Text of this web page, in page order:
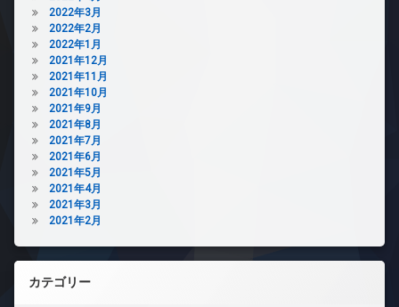
2022年3月
2022年2月
2022年1月
2021年12月
2021年11月
2021年10月
2021年9月
2021年8月
2021年7月
2021年6月
2021年5月
2021年4月
2021年3月
2021年2月
カテゴリー